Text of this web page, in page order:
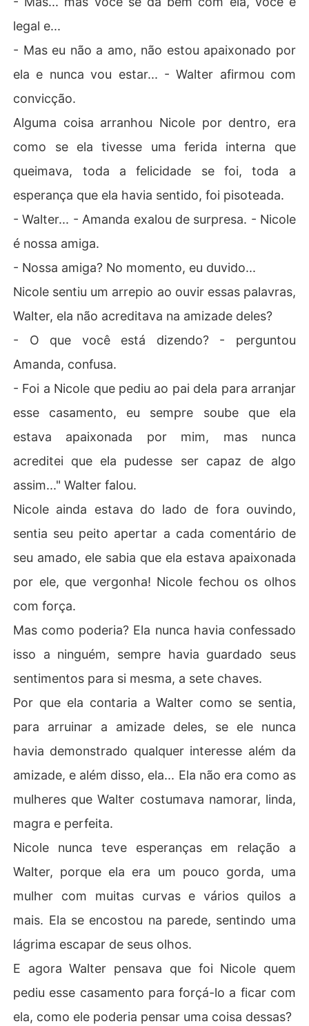
legal e...
- Mas eu não a amo, não estou apaixonado por
ela e nunca vou estar... - Walter afirmou com
convicção.
Alguma coisa arranhou Nicole por dentro, era
como se ela tivesse uma ferida interna que
queimava, toda a felicidade se foi, toda a
esperança que ela havia sentido, foi pisoteada.
- Walter... - Amanda exalou de surpresa. - Nicole
é nossa amiga.
- Nossa amiga? No momento, eu duvido...
Nicole sentiu um arrepio ao ouvir essas palavras,
Walter, ela não acreditava na amizade deles?
- O que você está dizendo? - perguntou
Amanda, confusa.
- Foi a Nicole que pediu ao pai dela para arranjar
esse casamento, eu sempre soube que ela
estava apaixonada por mim, mas nunca
acreditei que ela pudesse ser capaz de algo
assim..." Walter falou.
Nicole ainda estava do lado de fora ouvindo,
sentia seu peito apertar a cada comentário de
seu amado, ele sabia que ela estava apaixonada
por ele, que vergonha! Nicole fechou os olhos
com força.
Mas como poderia? Ela nunca havia confessado
isso a ninguém, sempre havia guardado seus
sentimentos para si mesma, a sete chaves.
Por que ela contaria a Walter como se sentia,
para arruinar a amizade deles, se ele nunca
havia demonstrado qualquer interesse além da
amizade, e além disso, ela... Ela não era como as
mulheres que Walter costumava namorar, linda,
magra e perfeita.
Nicole nunca teve esperanças em relação a
Walter, porque ela era um pouco gorda, uma
mulher com muitas curvas e vários quilos a
mais. Ela se encostou na parede, sentindo uma
lágrima escapar de seus olhos.
E agora Walter pensava que foi Nicole quem
pediu esse casamento para forçá-lo a ficar com
ela, como ele poderia pensar uma coisa dessas?